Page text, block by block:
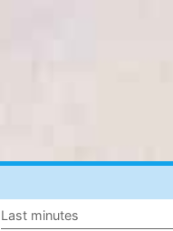
Last minutes